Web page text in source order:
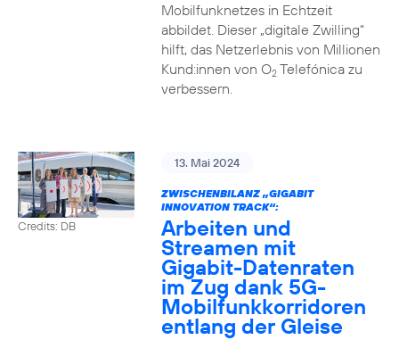
Mobilfunknetzes in Echtzeit
abbildet. Dieser „digitale Zwilling“
hilft, das Netzerlebnis von Millionen
Kund:innen von O2Telefónica zu
verbessern.
Credits: DB
13. Mai 2024
ZWISCHENBILANZ „GIGABIT
INNOVATION TRACK“:
Arbeiten und
Streamen mit
Gigabit-Datenraten
im Zug dank 5G-
Mobilfunkkorridoren
entlang der Gleise